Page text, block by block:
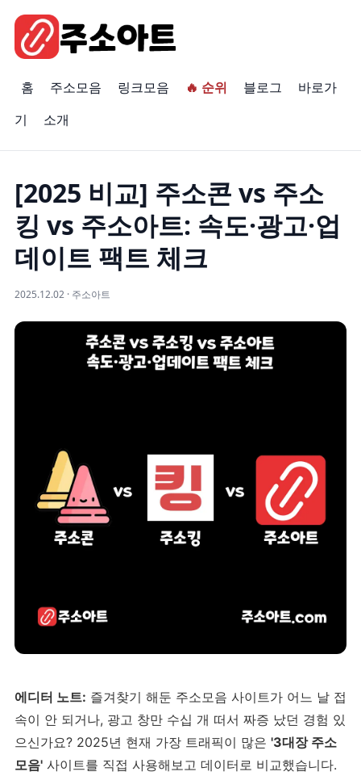
홈 주소모음 링크모음 🔥 순위 블로그
바로가
기
소개
[2025 비교] 주소콘 vs 주소
킹 vs 주소아트: 속도·광고·업
데이트 팩트 체크
2025.12.02 · 주소아트
에디터 노트: 즐겨찾기 해둔 주소모음 사이트가 어느 날 접
속이 안 되거나, 광고 창만 수십 개 떠서 짜증 났던 경험 있
으신가요? 2025년 현재 가장 트래픽이 많은 '3대장 주소
모음' 사이트를 직접 사용해보고 데이터로 비교했습니다.